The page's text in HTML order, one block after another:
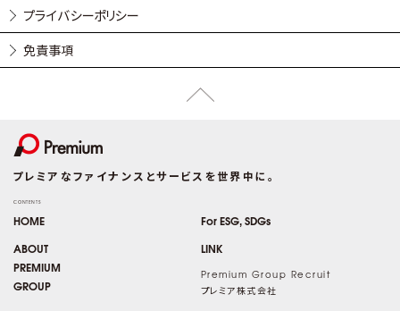
プライバシーポリシー
免責事項
プレミアなファイナンスとサービスを世界中に。
CONTENTS
HOME
ABOUT
PREMIUM
GROUP
For ESG, SDGs
LINK
Premium Group Recruit
プレミア株式会社